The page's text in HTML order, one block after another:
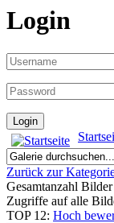
Login
Zurück zur
Gesamtanzahl
Zugriffe auf alle
TOP 12: Hoch